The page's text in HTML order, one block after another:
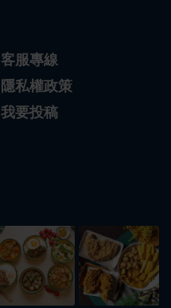
客服專線
隱私權政策
我要投稿